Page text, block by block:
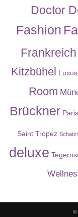
Doctor
Fashion
Frankreich
Kitzbühel
Room
Brückner Paris
Saint Tropez Schatzi
deluxe
©